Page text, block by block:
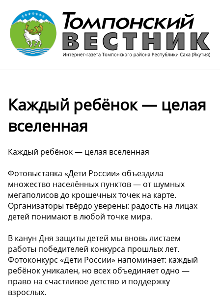
Каждый ребёнок — целая
вселенная
Каждый ребёнок — целая вселенная
Фотовыставка «Дети России» объездила
множество населённых пунктов — от шумных
мегаполисов до крошечных точек на карте.
Организаторы твёрдо уверены: радость на лицах
детей понимают в любой точке мира.
В канун Дня защиты детей мы вновь листаем
работы победителей конкурса прошлых лет.
Фотоконкурс «Дети России» напоминает: каждый
ребёнок уникален, но всех объединяет одно —
право на счастливое детство и поддержку
взрослых.